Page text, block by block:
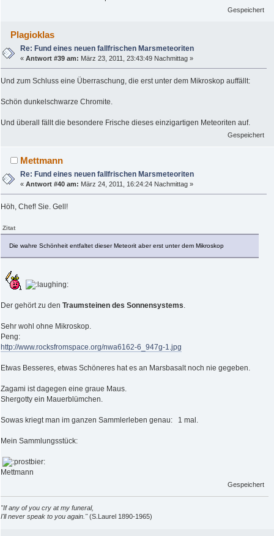
Gespeichert
Plagioklas
Re: Fund eines neuen fallfrischen Marsmeteoriten
«Antwort #39 am: März 23, 2011, 23:43:49 Nachmittag »
Und zum Schluss eine Überraschung, die erst unter dem Mikroskop auffällt:
Schön dunkelschwarze Chromite.
Und überall fällt die besondere Frische dieses einzigartigen Meteoriten auf.
Gespeichert
Mettmann
Re: Fund eines neuen fallfrischen Marsmeteoriten
«Antwort #40 am: März 24, 2011, 16:24:24 Nachmittag »
Höh, Chef! Sie. Gell!
Zitat
Die wahre Schönheit entfaltet dieser Meteorit aber erst unter dem Mikroskop
Der gehört zu den Traumsteinen des Sonnensystems.
Sehr wohl ohne Mikroskop.
Peng:
http://www.rocksfromspace.org/nwa6162-6_947g-1.jpg
Etwas Besseres, etwas Schöneres hat es an Marsbasalt noch nie gegeben.
Zagami ist dagegen eine graue Maus.
Shergotty ein Mauerblümchen.
Sowas kriegt man im ganzen Sammlerleben genau: 1 mal.
Mein Sammlungsstück:
Mettmann
Gespeichert
"If any of you cry at my funeral,
I'll never speak to you again."(S.Laurel 1890-1965)